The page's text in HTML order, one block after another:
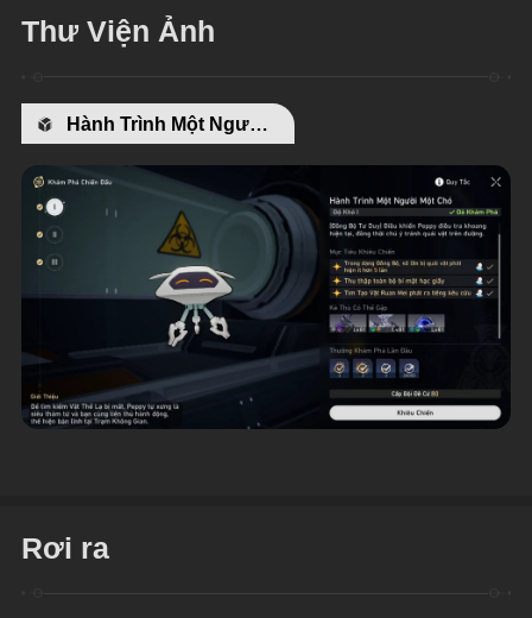
Thư Viện Ảnh
Hành Trình Một Người Một Chó
Rơi ra